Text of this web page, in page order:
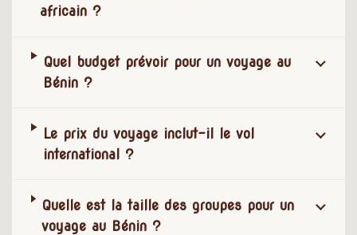
africain ?
Quel budget prévoir pour un voyage au
Bénin ?
Le prix du voyage inclut-il le vol
international ?
Quelle est la taille des groupes pour un
voyage au Bénin ?